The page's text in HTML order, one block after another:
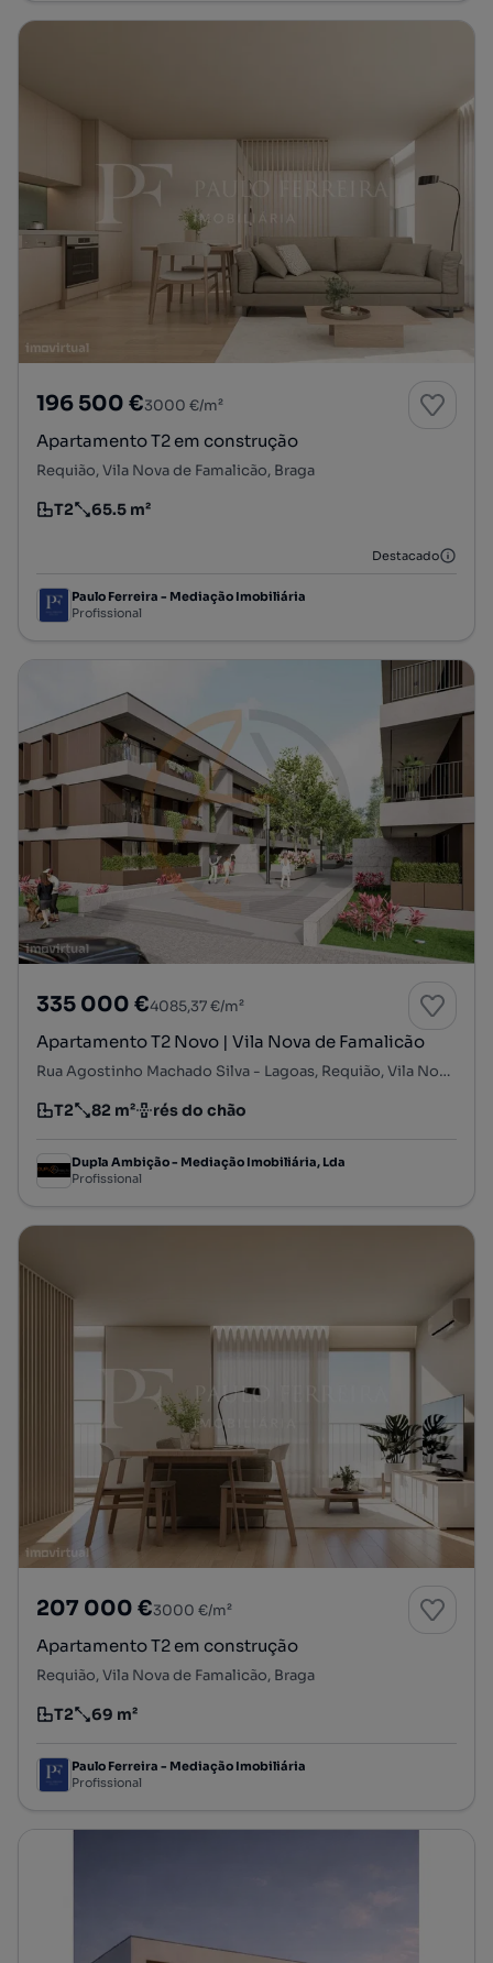
196 500 €3000 €/m²
Apartamento T2 em construção
Requião, Vila Nova de Famalicão, Braga
Tipologia
T2
Preço por metro quadrado
65.5 m²
Destacado
Paulo Ferreira - Mediação Imobiliária
Profissional
335 000 €4085,37 €/m²
Apartamento T2 Novo | Vila Nova de Famalicão
Rua Agostinho Machado Silva - Lagoas, Requião, Vila Nova de Famalicão, Braga
Tipologia
T2
Preço por metro quadrado
82 m²
Andar rés do chão
Dupla Ambição - Mediação Imobiliária, Lda
Profissional
207 000 €3000 €/m²
Apartamento T2 em construção
Requião, Vila Nova de Famalicão, Braga
Tipologia
T2
Preço por metro quadrado
69 m²
Paulo Ferreira - Mediação Imobiliária
Profissional